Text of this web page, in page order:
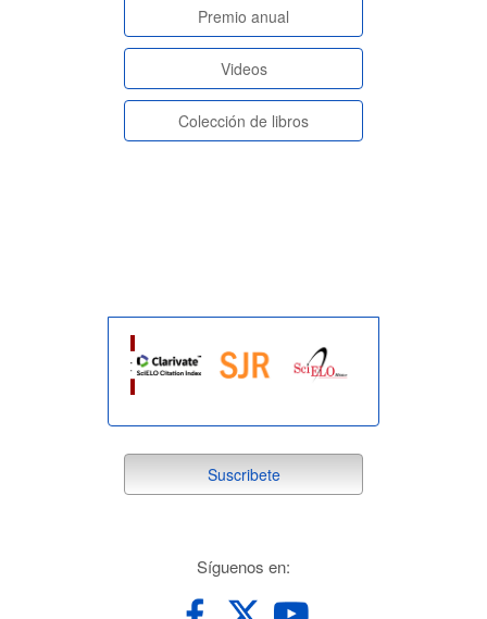
paginasespeciales
Premio anual
Videos
Colección de libros
suscribete
Suscribete
Síguenos en: